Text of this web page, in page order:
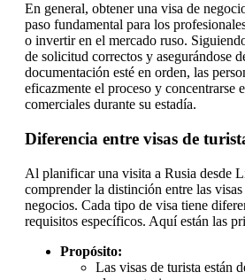
En general, obtener una visa de
paso fundamental para los
o invertir en el mercado ruso.
de solicitud correctos y asegurándose
documentación esté en orden, las
eficazmente el proceso y concentrarse
comerciales durante su estadía.
Diferencia entre visas de
Al planificar una visita a Rusia desde
comprender la distinción entre las
negocios. Cada tipo de visa tiene
requisitos específicos. Aquí están las
Propósito:
Las visas de turista están